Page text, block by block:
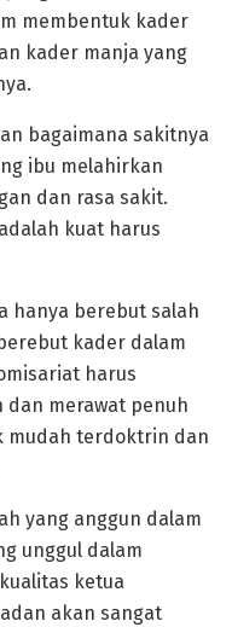
membentuk kader
kader manja yang
bagaimana sakitnya
ibu melahirkan
dan rasa sakit.
kuat harus
hanya berebut salah
kader dalam
harus
merawat penuh
mudah terdoktrin dan
yang anggun dalam
unggul dalam
ketua
akan sangat